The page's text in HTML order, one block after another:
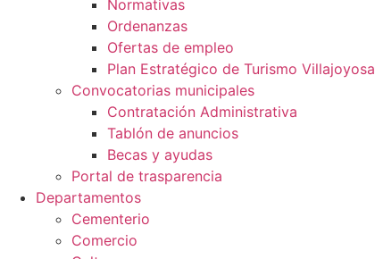
Normativas
Ordenanzas
Ofertas de empleo
Plan Estratégico de Turismo Villajoyosa
Convocatorias municipales
Contratación Administrativa
Tablón de anuncios
Becas y ayudas
Portal de trasparencia
Departamentos
Cementerio
Comercio